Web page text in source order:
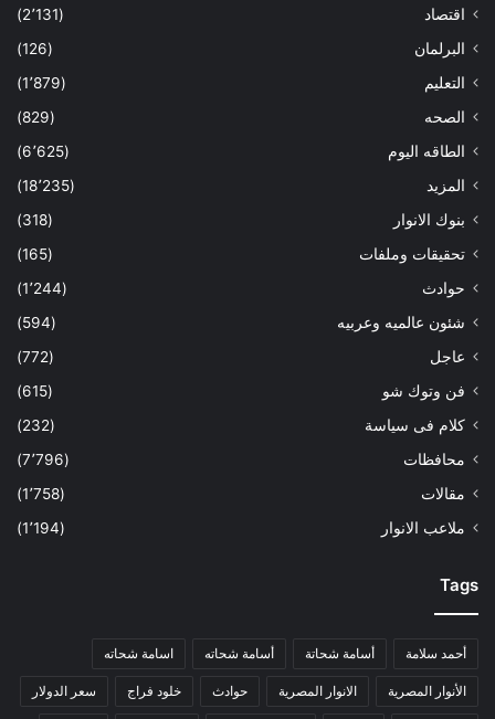
اقتصاد
(2٬131)
البرلمان
(126)
التعليم
(1٬879)
الصحه
(829)
الطاقه اليوم
(6٬625)
المزيد
(18٬235)
بنوك الانوار
(318)
تحقيقات وملفات
(165)
حوادث
(1٬244)
شئون عالميه وعربيه
(594)
عاجل
(772)
فن وتوك شو
(615)
كلام فى سياسة
(232)
محافظات
(7٬796)
مقالات
(1٬758)
ملاعب الانوار
(1٬194)
Tags
أحمد سلامة أسامة شحاتة أسامة شحاته اسامة شحاته
الأنوار المصرية الانوار المصرية حوادث خلود فراج سعر الدولار